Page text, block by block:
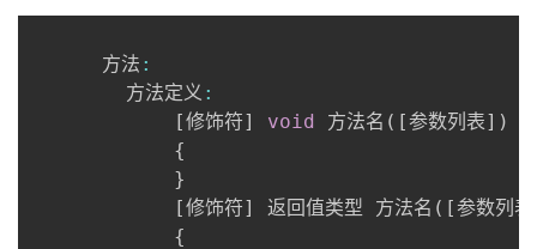
      方法
:
      	方法定义
:
[修饰符] void 方法名 ( [参数列表] )
{
}
[修饰符] 返回值类型 方法名 ( [参数列表
{